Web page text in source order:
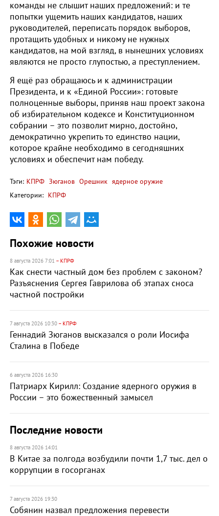
команды не слышит наших предложений: и те
попытки ущемить наших кандидатов, наших
руководителей, переписать порядок выборов,
протащить удобных и никому не нужных
кандидатов, на мой взгляд, в нынешних условиях
являются не просто глупостью, а преступлением.
Я ещё раз обращаюсь и к администрации
Президента, и к «Единой России»: готовьте
полноценные выборы, приняв наш проект закона
об избирательном кодексе и Конституционном
собрании – это позволит мирно, достойно,
демократично укрепить то единство нации,
которое крайне необходимо в сегодняшних
условиях и обеспечит нам победу.
Тэги: КПРФ Зюганов Орешник ядерное оружие
Категории: КПРФ
Похожие новости
8 августа 2026 7:01 – КПРФ
Как снести частный дом без проблем с законом?
Разъяснения Сергея Гаврилова об этапах сноса
частной постройки
7 августа 2026 10:30 – КПРФ
Геннадий Зюганов высказался о роли Иосифа
Сталина в Победе
6 августа 2026 16:30
Патриарх Кирилл: Создание ядерного оружия в
России – это божественный замысел
Последние новости
8 августа 2026 14:01
В Китае за полгода возбудили почти 1,7 тыс. дел о
коррупции в госорганах
7 августа 2026 19:30
Собянин назвал предложения перевести